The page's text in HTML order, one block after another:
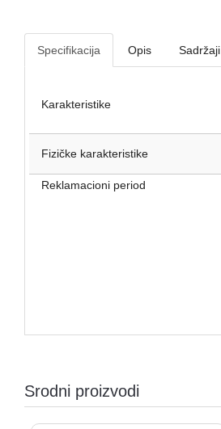
Specifikacija Opis Sadržaji
Karakteristike
Fizičke karakteristike
Reklamacioni period
Srodni proizvodi